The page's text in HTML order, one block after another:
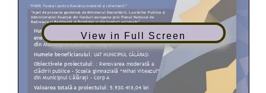
View in Full Screen